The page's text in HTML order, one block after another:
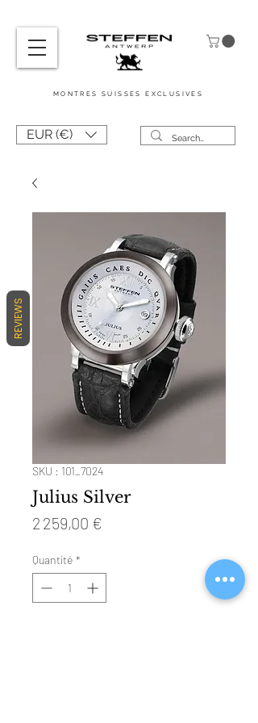
MONTRES SUISSESEXCLUSIVES
EUR (€)
SKU : 101_7024
Julius Silver
2 259,00 €
Quantité *
REVIEWS